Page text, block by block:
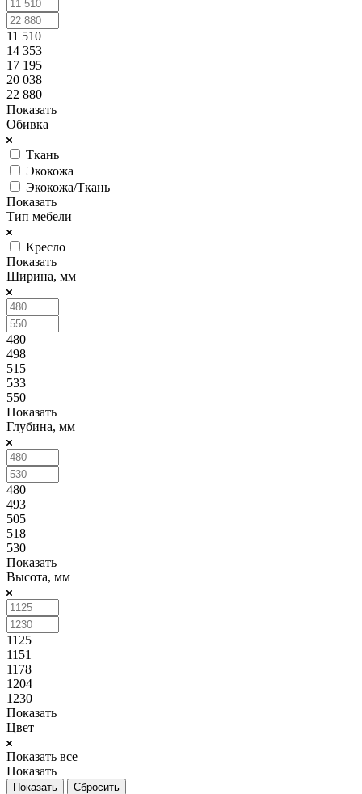
11 510
14 353
17 195
20 038
22 880
Показать
Обивка
Ткань
Экокожа
Экокожа/Ткань
Показать
Тип мебели
Кресло
Показать
Ширина, мм
480
498
515
533
550
Показать
Глубина, мм
480
493
505
518
530
Показать
Высота, мм
1125
1151
1178
1204
1230
Показать
Цвет
Показать все
Показать
Сбросить